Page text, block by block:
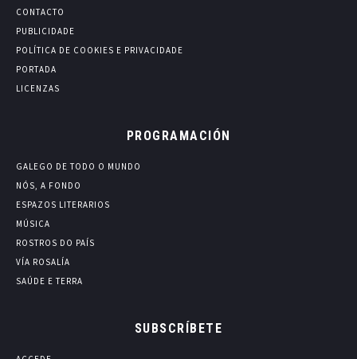
CONTACTO
PUBLICIDADE
POLÍTICA DE COOKIES E PRIVACIDADE
PORTADA
LICENZAS
PROGRAMACIÓN
GALEGO DE TODO O MUNDO
NÓS, A FONDO
ESPAZOS LITERARIOS
MÚSICA
ROSTROS DO PAÍS
VÍA ROSALÍA
SAÚDE E TERRA
SUBSCRÍBETE